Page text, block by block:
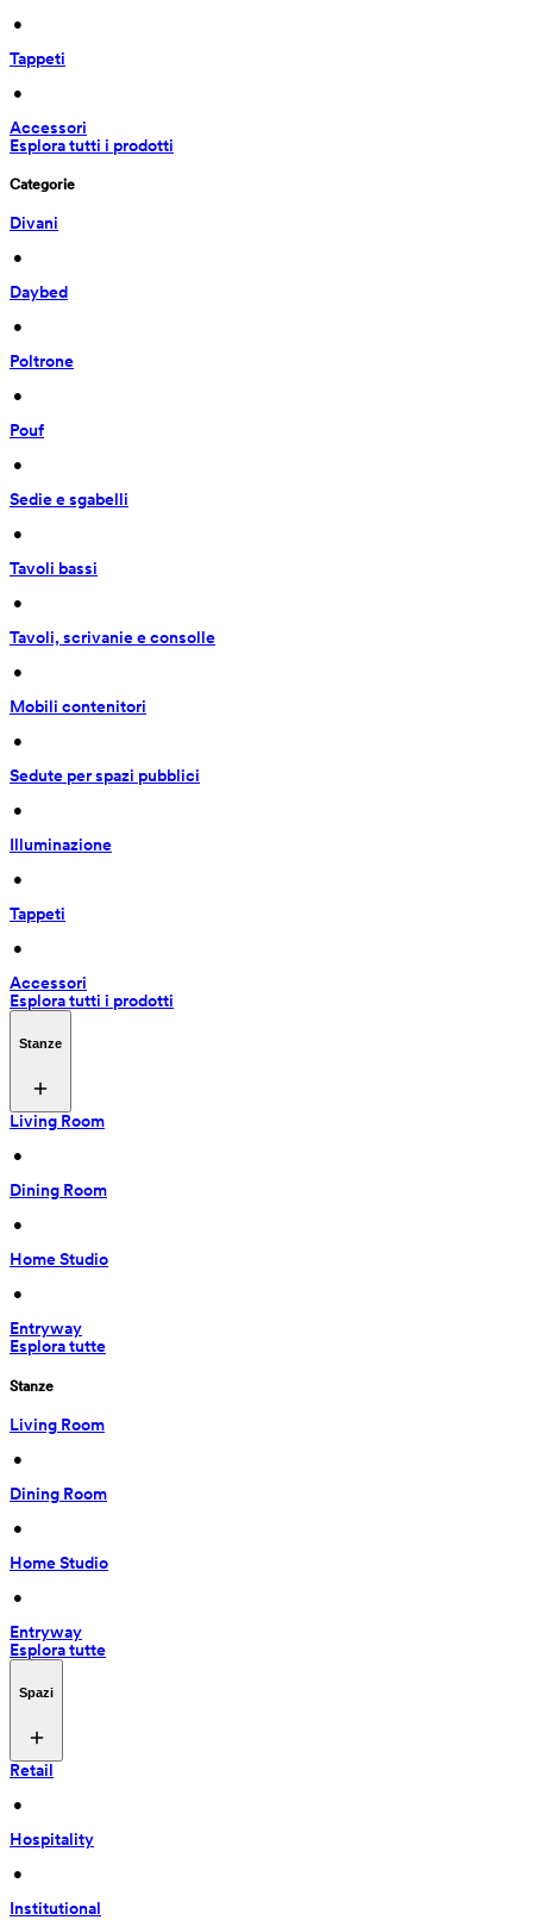
•
Tappeti
•
Accessori
Esplora tutti i prodotti
Categorie
Divani
•
Daybed
•
Poltrone
•
Pouf
•
Sedie e sgabelli
•
Tavoli bassi
•
Tavoli, scrivanie e consolle
•
Mobili contenitori
•
Sedute per spazi pubblici
•
Illuminazione
•
Tappeti
•
Accessori
Esplora tutti i prodotti
Stanze
Living Room
•
Dining Room
•
Home Studio
•
Entryway
Esplora tutte
Stanze
Living Room
•
Dining Room
•
Home Studio
•
Entryway
Esplora tutte
Spazi
Retail
•
Hospitality
•
Institutional